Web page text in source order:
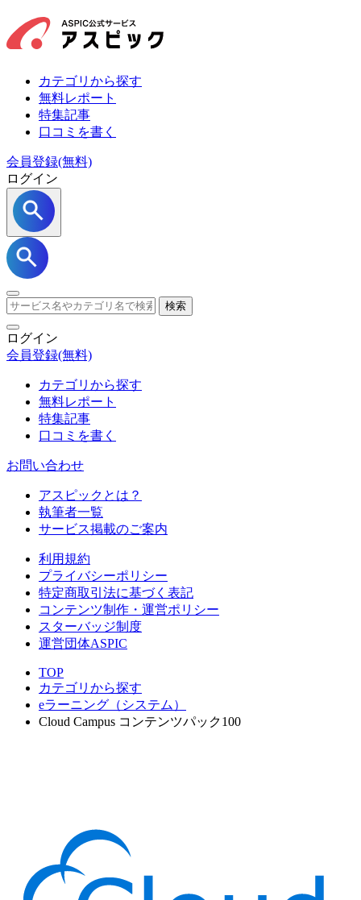
カテゴリから探す
無料レポート
特集記事
口コミを書く
会員登録(無料)
ログイン
検索
ログイン
会員登録(無料)
カテゴリから探す
無料レポート
特集記事
口コミを書く
お問い合わせ
アスピックとは？
執筆者一覧
サービス掲載のご案内
利用規約
プライバシーポリシー
特定商取引法に基づく表記
コンテンツ制作・運営ポリシー
スターバッジ制度
運営団体ASPIC
TOP
カテゴリから探す
eラーニング（システム）
Cloud Campus コンテンツパック100